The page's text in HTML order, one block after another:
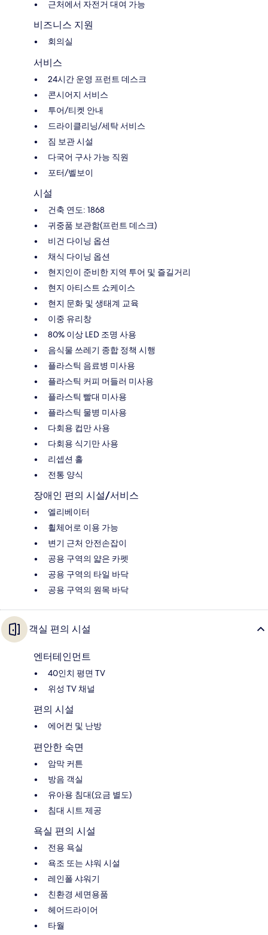
근처에서 자전거 대여 가능
비즈니스 지원
회의실
서비스
24시간 운영 프런트 데스크
콘시어지 서비스
투어/티켓 안내
드라이클리닝/세탁 서비스
짐 보관 시설
다국어 구사 가능 직원
포터/벨보이
시설
건축 연도: 1868
귀중품 보관함(프런트 데스크)
비건 다이닝 옵션
채식 다이닝 옵션
현지인이 준비한 지역 투어 및 즐길거리
현지 아티스트 쇼케이스
현지 문화 및 생태계 교육
이중 유리창
80% 이상 LED 조명 사용
음식물 쓰레기 종합 정책 시행
플라스틱 음료병 미사용
플라스틱 커피 머들러 미사용
플라스틱 빨대 미사용
플라스틱 물병 미사용
다회용 컵만 사용
다회용 식기만 사용
리셉션 홀
전통 양식
장애인 편의 시설/서비스
엘리베이터
휠체어로 이용 가능
변기 근처 안전손잡이
공용 구역의 얇은 카펫
공용 구역의 타일 바닥
공용 구역의 원목 바닥
객실 편의 시설
엔터테인먼트
40인치 평면 TV
위성 TV 채널
편의 시설
에어컨 및 난방
편안한 숙면
암막 커튼
방음 객실
유아용 침대(요금 별도)
침대 시트 제공
욕실 편의 시설
전용 욕실
욕조 또는 샤워 시설
레인폴 샤워기
친환경 세면용품
헤어드라이어
타월